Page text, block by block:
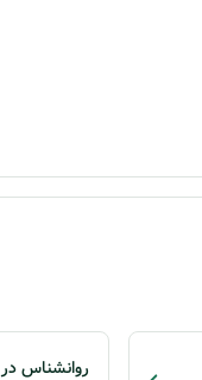
روانشناس در